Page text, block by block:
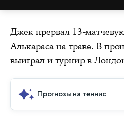
Джек прервал 13-
Алькараса на траве. В
выиграл и турнир в
Прогнозы на теннис